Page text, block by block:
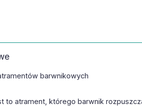
barwnikowych
to atrament, którego barwnik